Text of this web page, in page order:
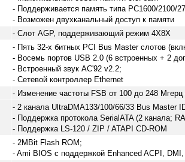
- Поддерживается память типа PC1600/2100/
- Возможен двухканальный доступ к памяти
- Слот AGP, поддерживающий режим 4X8X
- Пять 32-х битных PCI Bus Master слотов
- Восемь портов USB 2.0 (6 встроенных + 2
- Встроенный звук AC'92 v2.2;
- Сетевой контроллер Ethernet
- Изменение частоты FSB от 100 до 248
- 2 канала UltraDMA133/100/66/33 Bus Master
- Поддержка протокола SerialATA (2 канала;
- Поддержка LS-120 / ZIP / ATAPI CD-ROM
- 2MBit Flash ROM;
- Ami BIOS с поддержкой Enhanced ACPI,